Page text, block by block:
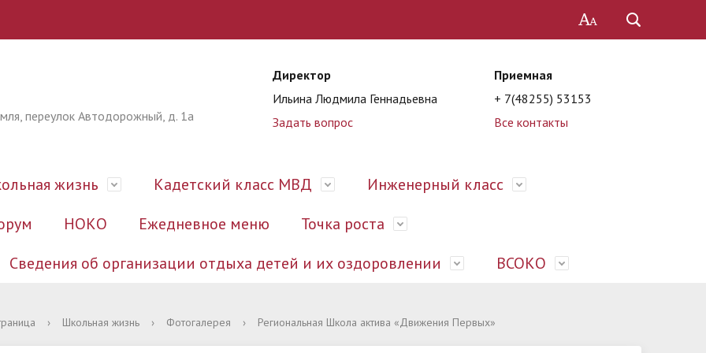
переулок Автодорожный, д. 1а
Директор
Ильина Людмила Геннадьевна
Задать вопрос
Приемная
+ 7(48255) 53153
Все контакты
Публичный отчёт
История
документы Документы для поступающих
Предписания органов,
осуществляющих государственный
жизнь
Школьная столовая
Школьная служба примирения
Кадетский класс МВД Инженерный класс
Всероссийские проверочные
работы (ВПР)
Единый государственный экзамен
(ЕГЭ)
Информация
НОКО Ежедневное меню Точка роста
Образовательные программы
Педагоги
регулирование Педагогам
Обучающимся
Сведения об организации отдыха детей и их оздоровлении
и органы управления Документы
Деятельность
ВСОКО
› Школьная жизнь › Фотогалерея › Региональная Школа актива «Движения Первых»